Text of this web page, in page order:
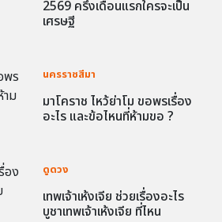
2569 ครึ่งเดือนแรกใครจะเป็น
เศรษฐี
นครราชสีมา
มาโคราช ไหว้ย่าโม ขอพรเรื่อง
อะไร และข้อไหนที่ห้ามขอ ?
ดูดวง
เทพเจ้าเห้งเจีย ช่วยเรื่องอะไร
บูชาเทพเจ้าเห้งเจีย ที่ไหน